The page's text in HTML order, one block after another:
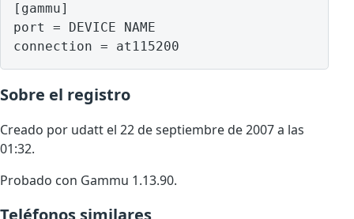
[gammu]
port = DEVICE NAME
Sobre el registro
Creado por udatt el 22 de septiembre de 2007 a las
01:32.
Probado con Gammu 1.13.90.